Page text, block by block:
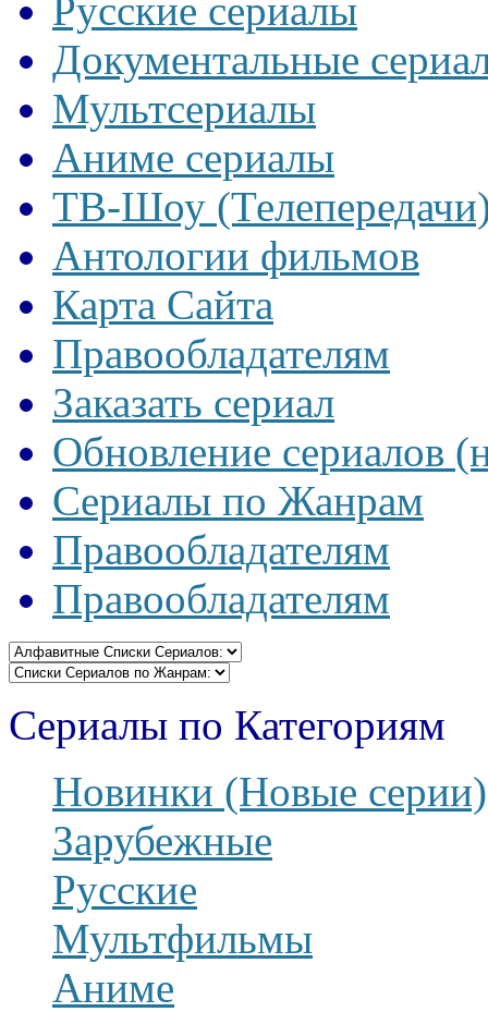
Русские сериалы
Документальные
Мультсериалы
Аниме сериалы
ТВ-Шоу
Антологии фильмов
Карта Сайта
Правообладателям
Заказать сериал
Обновление сериалов
Сериалы по Жанрам
Правообладателям
Правообладателям
Сериалы по Категориям
Новинки (Новые серии)
Зарубежные
Русские
Мультфильмы
Аниме